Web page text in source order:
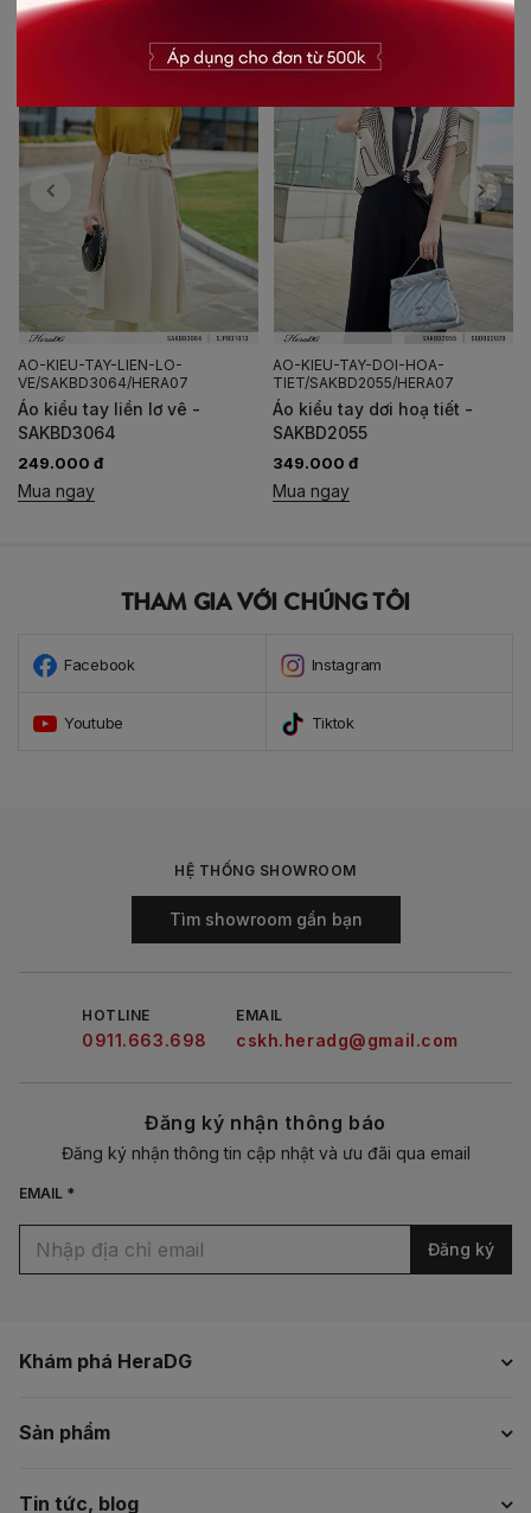
AO-KIEU-TAY-LIEN-LO-
VE/SAKBD3064/HERA07
Áo kiểu tay liền lơ vê -
SAKBD3064
249.000 đ
Mua ngay
AO-KIEU-TAY-DOI-HOA-
TIET/SAKBD2055/HERA07
Áo kiểu tay dơi hoạ tiết -
SAKBD2055
349.000 đ
Mua ngay
THAM GIA VỚI CHÚNG TÔI
Facebook Instagram
Youtube Tiktok
Khám phá HeraDG
Sản phẩm
Tin tức, blog
HỆ THỐNG SHOWROOM
Tìm showroom gần bạn
HOTLINE
0911.663.698
EMAIL
cskh.heradg@gmail.com
Đăng ký nhận thông báo
Đăng ký nhận thông tin cập nhật và ưu đãi qua email
EMAIL *
Đăng ký